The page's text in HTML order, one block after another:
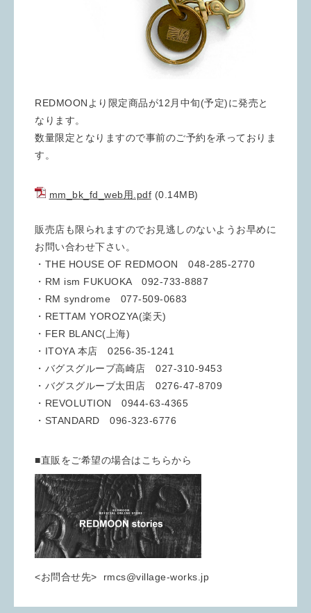
REDMOONより限定商品が12月中旬(予定)に発売と
なります。
数量限定となりますので事前のご予約を承っておりま
す。
mm_bk_fd_web用.pdf (0.14MB)
販売店も限られますのでお見逃しのないようお早めに
お問い合わせ下さい。
・THE HOUSE OF REDMOON 048-285-2770
・RM ism FUKUOKA 092-733-8887
・RM syndrome 077-509-0683
・RETTAM YOROZYA(楽天)
・FER BLANC(上海)
・ITOYA 本店 0256-35-1241
・バグスグルーブ高崎店 027-310-9453
・バグスグルーブ太田店 0276-47-8709
・REVOLUTION 0944-63-4365
・STANDARD 096-323-6776
■直販をご希望の場合はこちらから
<お問合せ先> rmcs@village-works.jp